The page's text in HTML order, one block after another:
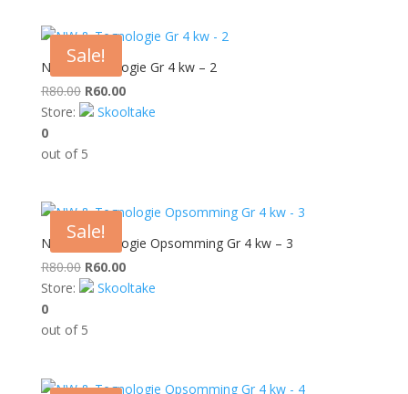
Sale!
NW & Tegnologie Gr 4 kw – 2
R80.00 Original
price
R80.00.
R60.00Current
price
Store:
Skooltake
0
out of 5
Sale!
NW & Tegnologie Opsomming Gr 4 kw – 3
R80.00 Original
price
R80.00.
R60.00Current
price
Store:
Skooltake
0
out of 5